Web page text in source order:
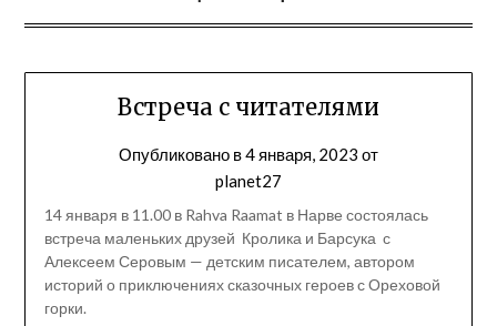
Встреча с читателями
Опубликовано в4 января, 2023 от
planet27
14 января в 11.00 в Rahva Raamat в Нарве состоялась
встреча маленьких друзей Кролика и Барсука с
Алексеем Серовым — детским писателем, автором
историй о приключениях сказочных героев с Ореховой
горки.